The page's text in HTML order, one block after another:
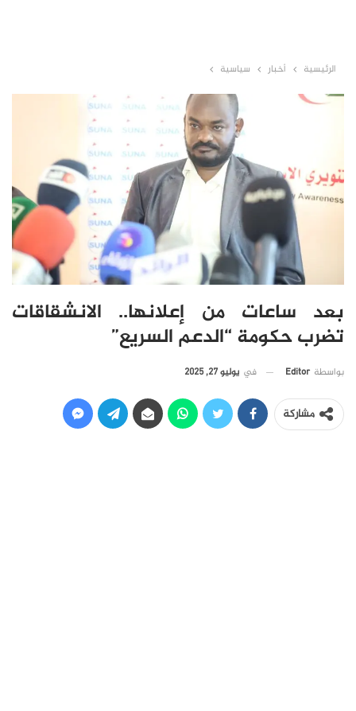
الرئيسية أخبار سياسية
بعد ساعات من إعلانها.. الانشقاقات
تضرب حكومة “الدعم السريع”
بواسطة Editor في يوليو 27, 2025
مشاركة